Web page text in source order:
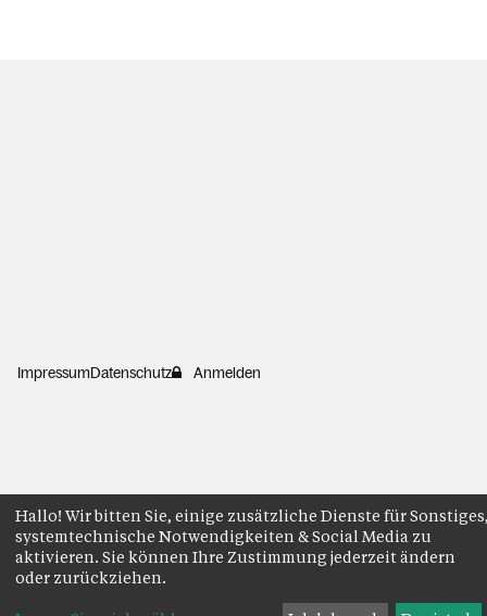
ImpressumDatenschutz Anmelden
Hallo! Wir bitten Sie, einige zusätzliche Dienste für
systemtechnische Notwendigkeiten & Social Media zu
aktivieren. Sie können Ihre Zustimmung jederzeit ändern
oder zurückziehen.